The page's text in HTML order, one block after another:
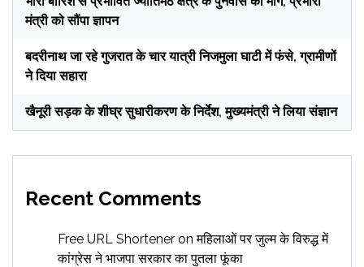
मंत्री को सौंपा ज्ञापन
बदरीनाथ जा रहे गुजरात के चार यात्री निजमुला घाटी में फंसे, ग्रामीणों
ने दिया सहारा
खैनूरी सड़क के शीघ्र सुधारीकरण के निर्देश, मुख्यमंत्री ने लिया संज्ञान
Recent Comments
Free URL Shortener onमहिलाओं पर जुल्म के विरुद्ध में
कांग्रेस ने भाजपा सरकार का पुतला फूंका